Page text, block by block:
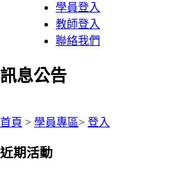
學員登入
教師登入
聯絡我們
訊息公告
首頁 > 學員專區> 登入
近期活動